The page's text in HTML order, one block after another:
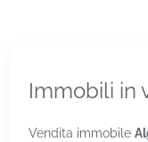
Immobili in
Vendita immobile